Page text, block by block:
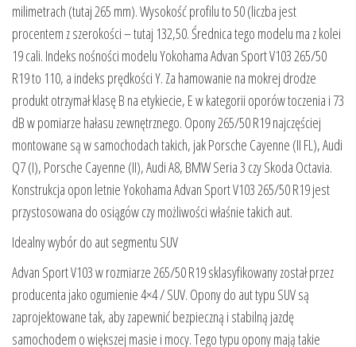
milimetrach (tutaj 265 mm). Wysokość profilu to 50 (liczba jest
procentem z szerokości – tutaj 132,50. Średnica tego modelu ma z kolei
19 cali. Indeks nośności modelu Yokohama Advan Sport V103 265/50
R19 to 110, a indeks prędkości Y. Za hamowanie na mokrej drodze
produkt otrzymał klasę B na etykiecie, E w kategorii oporów toczenia i 73
dB w pomiarze hałasu zewnętrznego. Opony 265/50 R19 najczęściej
montowane są w samochodach takich, jak Porsche Cayenne (II FL), Audi
Q7 (I), Porsche Cayenne (II), Audi A8, BMW Seria 3 czy Skoda Octavia.
Konstrukcja opon letnie Yokohama Advan Sport V103 265/50 R19 jest
przystosowana do osiągów czy możliwości właśnie takich aut.
Idealny wybór do aut segmentu SUV
Advan Sport V103 w rozmiarze 265/50 R19 sklasyfikowany został przez
producenta jako ogumienie 4×4 / SUV. Opony do aut typu SUV są
zaprojektowane tak, aby zapewnić bezpieczną i stabilną jazdę
samochodem o większej masie i mocy. Tego typu opony mają takie